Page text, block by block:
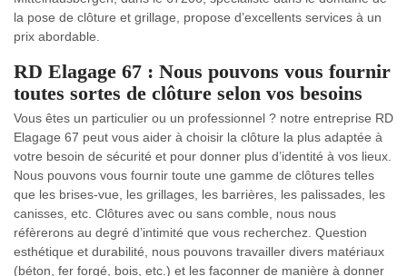
la pose de clôture et grillage, propose d’excellents services à un
prix abordable.
RD Elagage 67 : Nous pouvons vous fournir
toutes sortes de clôture selon vos besoins
Vous êtes un particulier ou un professionnel ? notre entreprise RD
Elagage 67 peut vous aider à choisir la clôture la plus adaptée à
votre besoin de sécurité et pour donner plus d’identité à vos lieux.
Nous pouvons vous fournir toute une gamme de clôtures telles
que les brises-vue, les grillages, les barrières, les palissades, les
canisses, etc. Clôtures avec ou sans comble, nous nous
réfèrerons au degré d’intimité que vous recherchez. Question
esthétique et durabilité, nous pouvons travailler divers matériaux
(béton, fer forgé, bois, etc.) et les façonner de manière à donner